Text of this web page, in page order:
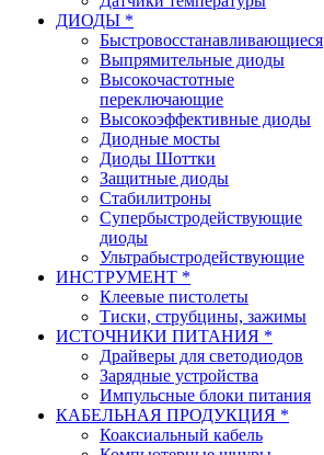
ДИОДЫ *
Быстровосстанавливающиеся
Выпрямительные диоды
Высокочастотные
переключающие
Высокоэффективные диоды
Диодные мосты
Диоды Шоттки
Защитные диоды
Стабилитроны
Супербыстродействующие
диоды
Ультрабыстродействующие
ИНСТРУМЕНТ *
Клеевые пистолеты
Тиски, струбцины, зажимы
ИСТОЧНИКИ ПИТАНИЯ *
Драйверы для светодиодов
Зарядные устройства
Импульсные блоки питания
КАБЕЛЬНАЯ ПРОДУКЦИЯ *
Коаксиальный кабель